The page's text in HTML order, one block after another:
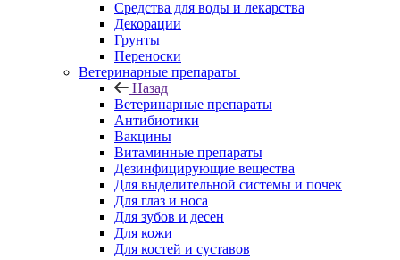
Средства для воды и лекарства
Декорации
Грунты
Переноски
Ветеринарные препараты
Назад
Ветеринарные препараты
Антибиотики
Вакцины
Витаминные препараты
Дезинфицирующие вещества
Для выделительной системы и почек
Для глаз и носа
Для зубов и десен
Для кожи
Для костей и суставов